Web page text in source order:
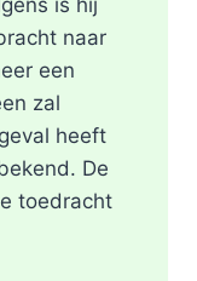
is hij
naar
een
zal
heeft
De
toedracht